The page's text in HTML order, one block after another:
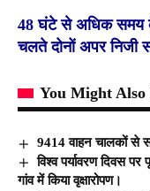
48 घंटे से अधिक समय के
चलते दोनों अपर निजी
You Might
9414 वाहन चालकों से
विश्व पर्यावरण दिवस
गांव में किया वृक्षारोपण।